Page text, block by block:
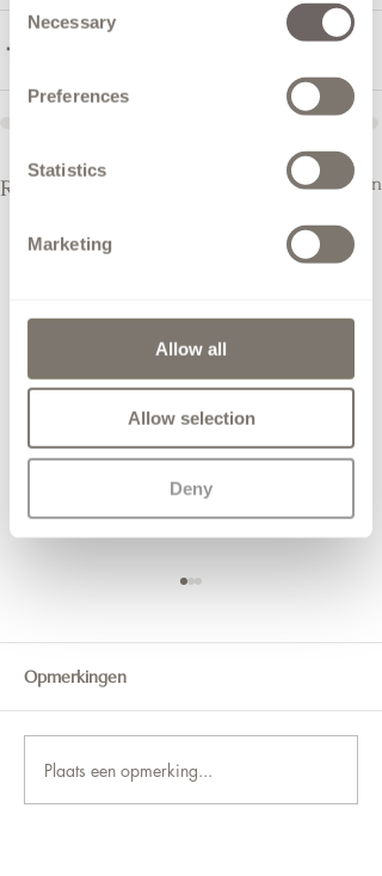
Selection
Necessary
Preferences
Statistics
Marketing
Allow all
Allow selection
Deny
Recente blogposts Alles weergeven
Carola Jansen-de Weerd
Opmerkingen
Plaats een opmerking...